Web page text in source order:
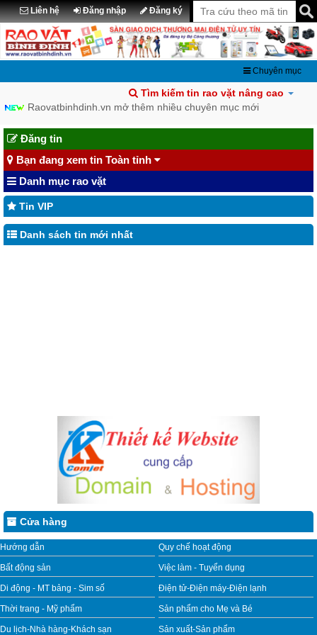
Liên hệ Đăng nhập Đăng ký
Chuyên mục
Tìm kiếm tin rao vặt nâng cao
Raovatbinhdinh.vn mở thêm nhiều chuyên mục mới
Chia sẽ tin đã đăng lên Facebook
Đăng tin
Bạn đang xem tin Toàn tỉnh
Danh mục rao vặt
Tin VIP
Danh sách tin mới nhất
Cửa hàng
Hướng dẫn Quy chế hoạt động
Bất động sản Việc làm - Tuyển dụng
Di động - MT bảng - Sim số Điện tử-Điện máy-Điện lạnh
Thời trang - Mỹ phẩm Sản phẩm cho Mẹ và Bé
Du lịch-Nhà hàng-Khách sạn Sản xuất-Sản phẩm